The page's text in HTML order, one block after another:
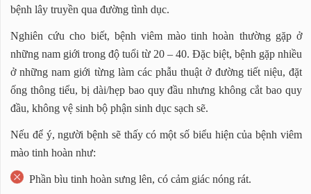
bệnh lây truyền qua đường tình dục.
Nghiên cứu cho biết, bệnh viêm mào tinh hoàn thường gặp ở
những nam giới trong độ tuổi từ 20 – 40. Đặc biệt, bệnh gặp nhiều
ở những nam giới từng làm các phẫu thuật ở đường tiết niệu, đặt
ống thông tiểu, bị dài/hẹp bao quy đầu nhưng không cắt bao quy
đầu, không vệ sinh bộ phận sinh dục sạch sẽ.
Nếu để ý, người bệnh sẽ thấy có một số biểu hiện của bệnh viêm
mào tinh hoàn như:
Phần bìu tinh hoàn sưng lên, có cảm giác nóng rát.